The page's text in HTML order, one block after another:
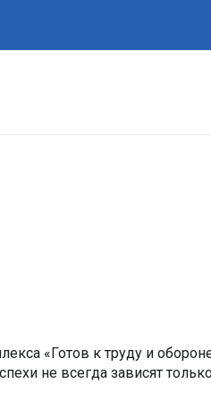
«Готов к труду и
не всегда зависят